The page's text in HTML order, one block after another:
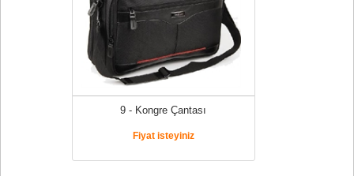
9 - Kongre Çantası
Fiyat isteyiniz